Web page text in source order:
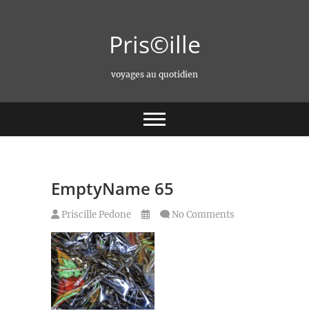
Pris©ille
voyages au quotidien
EmptyName 65
Priscille Pedone No Comments